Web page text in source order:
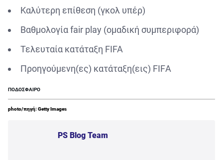
Καλύτερη επίθεση (γκολ υπέρ)
Βαθμολογία fair play (ομαδική συμπεριφορά)
Τελευταία κατάταξη FIFA
Προηγούμενη(ες) κατάταξη(εις) FIFΑ
ΠΟΔΟΣΦΑΙΡΟ
photo/πηγή: Getty Images
PS Blog Team